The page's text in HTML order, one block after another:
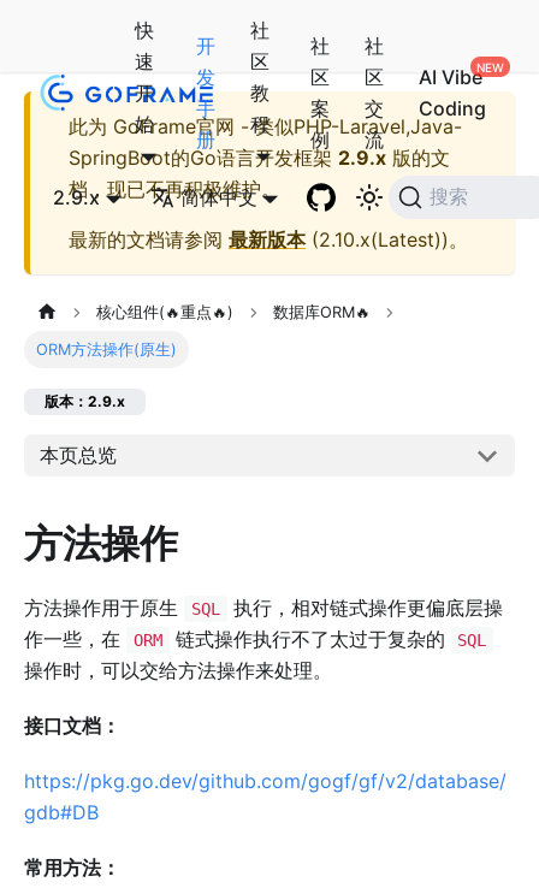
快
速
开
始
开
发
手
册
社
区
教
程
社
区
案
例
社
区
交
流
AI Vibe
Coding
2.9.x 简体中文 搜索
此为 GoFrame官网 - 类似PHP-Laravel,Java-
SpringBoot的Go语言开发框架 2.9.x 版的文
档，现已不再积极维护。
最新的文档请参阅 最新版本(2.10.x(Latest))。
核心组件(🔥重点🔥) 数据库ORM🔥
ORM方法操作(原生)
版本：2.9.x
本页总览
方法操作
方法操作用于原生 SQL
执行，相对链式操作更偏底层操
作一些，在
ORM 链式操作执行不了太过于复杂的 SQL
操作时，可以交给方法操作来处理。
接口文档：
https://pkg.go.dev/github.com/gogf/gf/v2/database/
gdb#DB
常用方法：